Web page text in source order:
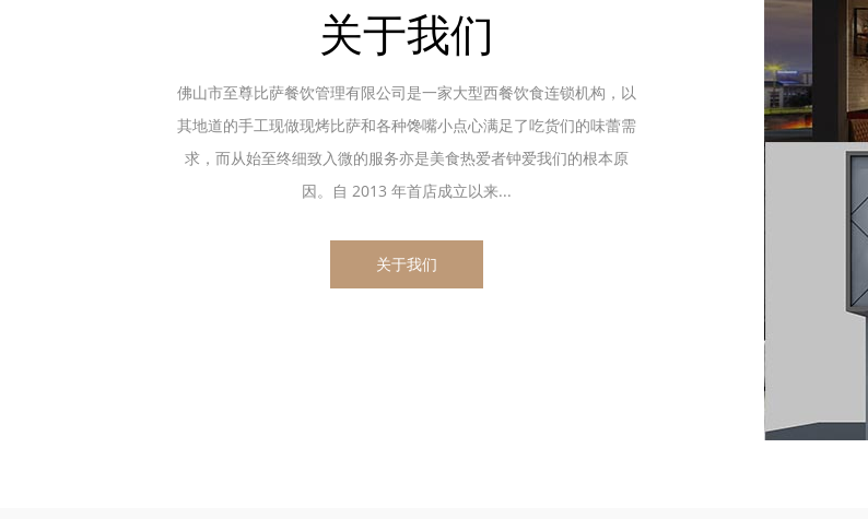
关于我们
佛山市至尊比萨餐饮管理有限公司是一家大型西餐饮食连锁机构，以
其地道的手工现做现烤比萨和各种馋嘴小点心满足了吃货们的味蕾需
求，而从始至终细致入微的服务亦是美食热爱者钟爱我们的根本原
因。自 2013 年首店成立以来...
关于我们